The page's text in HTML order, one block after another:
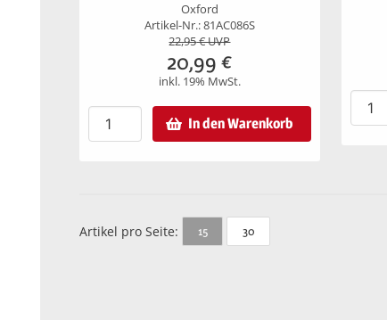
Oxford
Artikel-Nr.: 81AC086S
22,95€ UVP
20,99 €
inkl. 19% MwSt.
In den Warenkorb
Artikel pro Seite: 15 30